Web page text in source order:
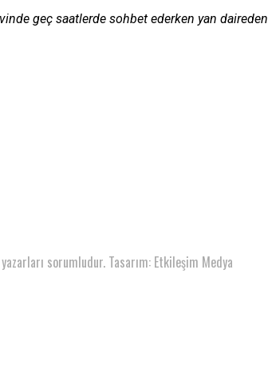
geç saatlerde sohbet ederken yan
sorumludur. Tasarım: Etkileşim Medya